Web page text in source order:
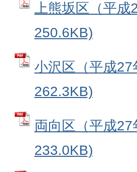
上熊坂区（平成
250.6KB)
小沢区（平成
262.3KB)
両向区（平成
233.0KB)